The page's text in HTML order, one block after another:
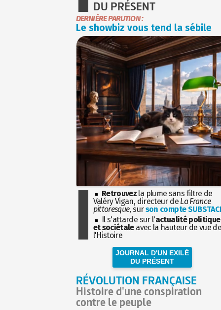
DU PRÉSENT
DERNIÈRE PARUTION :
Le showbiz vous tend la sébile
Retrouvez la plume sans filtre de
Valéry Vigan, directeur de La France
pittoresque, surson compte
Il s'attarde sur l'actualité politique
et sociétaleavec la hauteur de vue
l'Histoire
JOURNAL D'UN EXILÉ
DU PRÉSENT
RÉVOLUTION FRANÇAISE
Histoire d'une conspiration
contre le peuple